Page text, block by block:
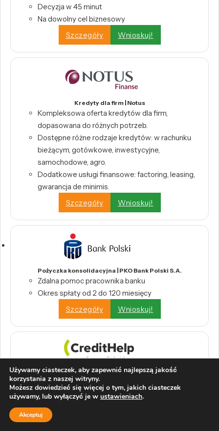
Decyzja w 45 minut
Na dowolny cel biznesowy
Szczegóły
Wnioskuj!
Kredyty dla firm | Notus
Kompleksowa oferta kredytów dla firm,
dopasowana do różnych potrzeb.
Dostępne różne rodzaje kredytów: w rachunku
bieżącym, gotówkowe, inwestycyjne,
samochodowe, agro.
Dodatkowe usługi finansowe: factoring, leasing,
gwarancja de minimis.
Szczegóły
Wnioskuj!
Pożyczka konsolidacyjna | PKO Bank Polski S.A.
Zdalna pomoc pracownika banku
Okres spłaty od 2 do 120 miesięcy
Szczegóły
Wnioskuj!
Konsolidacja kredytów i pożyczek | CreditHelp
Połącz wszystkie swoje kredyty w jedną,
wygodną ratę.
Odbierz swoje pieniądze z tytułu nadpłat
bankowych.
Używamy ciasteczek, aby zapewnić najlepszą jakość
korzystania z naszej witryny.
Możesz dowiedzieć się więcej o tym, jakich ciasteczek
używamy, lub wyłączyć je w ustawieniach.
Akceptuj